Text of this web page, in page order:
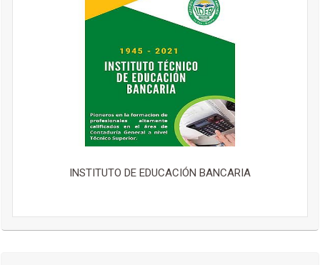
INSTITUTO DE EDUCACIÓN BANCARIA